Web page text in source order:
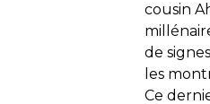
cousin
de
les
Ce